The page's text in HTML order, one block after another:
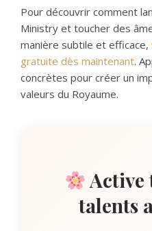
Pour découvrir comment
Ministry et toucher des
manière subtile et efficace,
gratuite dès maintenant.
concrètes pour créer un
valeurs du Royaume.
Active
talents